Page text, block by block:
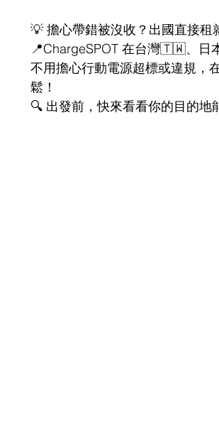
💡 擔心帶錯被沒收？出國直接租
📍ChargeSPOT 在台灣🇹🇼、
不用擔心行動電源超標或違規，
鬆！
🔍 出發前，快來看看你的目的地